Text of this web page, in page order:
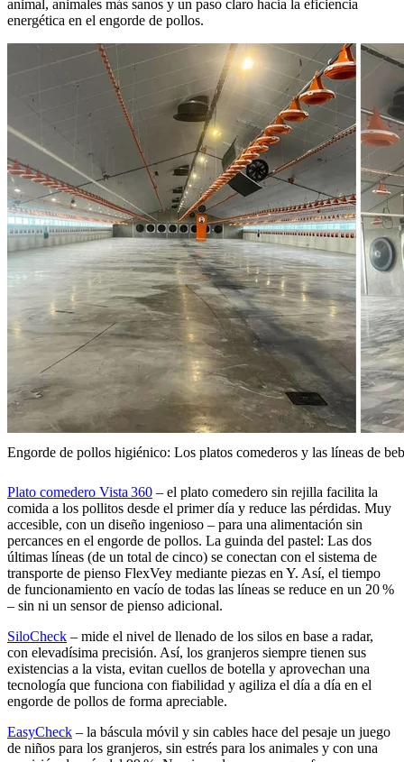
animal, animales más sanos y un paso claro hacia la eficiencia
energética en el engorde de pollos.
Engorde de pollos higiénico: Los platos comederos y las líneas de
Plato comedero Vista 360 – el plato comedero sin rejilla facilita la
comida a los pollitos desde el primer día y reduce las pérdidas. Muy
accesible, con un diseño ingenioso – para una alimentación sin
percances en el engorde de pollos. La guinda del pastel: Las dos
últimas líneas (de un total de cinco) se conectan con el sistema de
transporte de pienso FlexVey mediante piezas en Y. Así, el tiempo
de funcionamiento en vacío de todas las líneas se reduce en un 20 %
– sin ni un sensor de pienso adicional.
SiloCheck – mide el nivel de llenado de los silos en base a radar,
con elevadísima precisión. Así, los granjeros siempre tienen sus
existencias a la vista, evitan cuellos de botella y aprovechan una
tecnología que funciona con fiabilidad y agiliza el día a día en el
engorde de pollos de forma apreciable.
EasyCheck – la báscula móvil y sin cables hace del pesaje un juego
de niños para los granjeros, sin estrés para los animales y con una